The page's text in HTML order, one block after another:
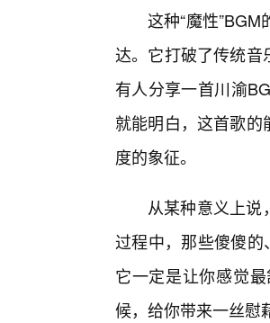
这种“魔性
达。它打破了传统音
有人分享一首川渝
就能明白，这首歌
度的象征。
从某种意义上说
过程中，那些傻傻的
它一定是让你感觉
候，给你带来一丝慰